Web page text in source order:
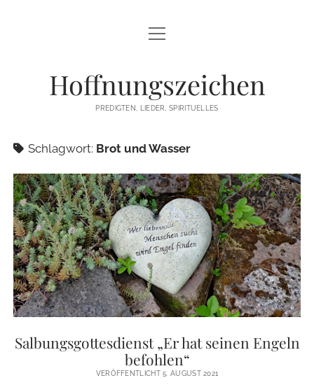
STARTSEITE
PREDIGTEN
TEXTE/PPP
PSALM
LIEDER
LITURGIEN
MEDITATIONEN
SONSTIGES
IMPRESSUM
Menü
öffnen
Hoffnungszeichen
PREDIGTEN, LIEDER, SPIRITUELLES
Schlagwort: Brot und Wasser
Salbungsgottesdienst „Er hat seinen Engeln
befohlen“
VERÖFFENTLICHT 5. AUGUST 2021